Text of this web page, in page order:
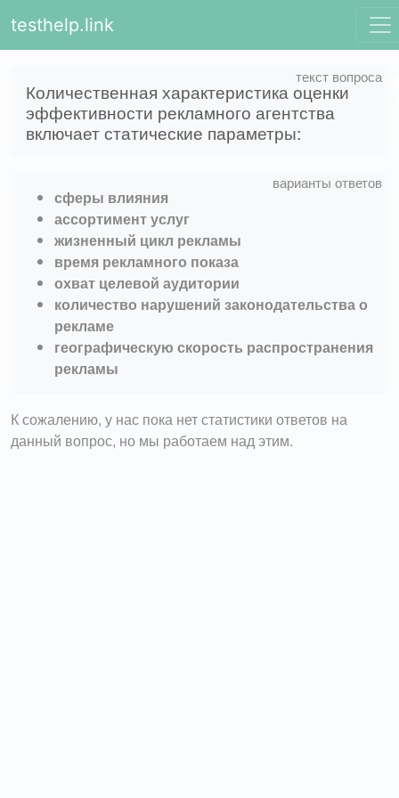
testhelp.link
Количественная характеристика оценки
эффективности рекламного агентства
включает статические параметры:
сферы влияния
ассортимент услуг
жизненный цикл рекламы
время рекламного показа
охват целевой аудитории
количество нарушений законодательства о
рекламе
географическую скорость распространения
рекламы
К сожалению, у нас пока нет статистики ответов на
данный вопрос, но мы работаем над этим.